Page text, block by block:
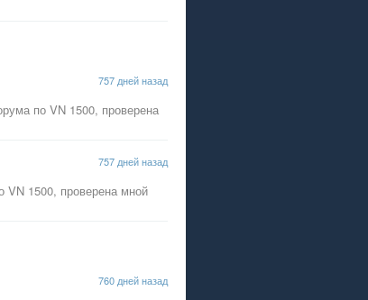
757 дней назад
по VN 1500, проверена
757 дней назад
1500, проверена мной
760 дней назад